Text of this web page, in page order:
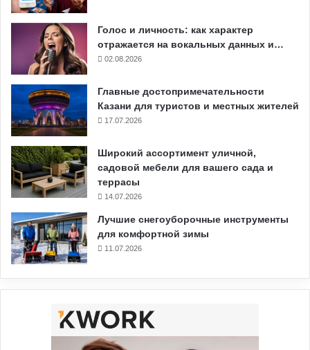
Голос и личность: как характер
отражается на вокальных данных и…
02.08.2026
Главные достопримечательности
Казани для туристов и местных жителей
17.07.2026
Широкий ассортимент уличной,
садовой мебели для вашего сада и
террасы
14.07.2026
Лучшие снегоуборочные инструменты
для комфортной зимы
11.07.2026